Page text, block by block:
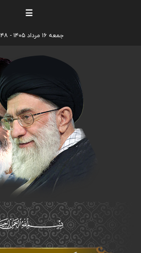
☰
جمعه ۱۶ مرداد ۱۴۰۵ - ۱۳:۴۸